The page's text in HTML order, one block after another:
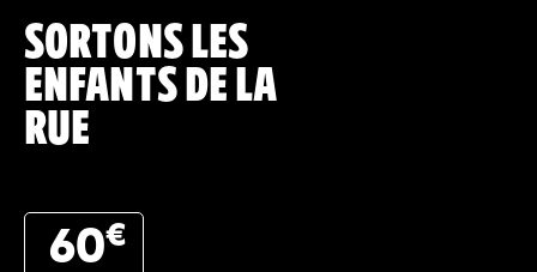
SORTONS LES
ENFANTS DE LA
RUE
60€